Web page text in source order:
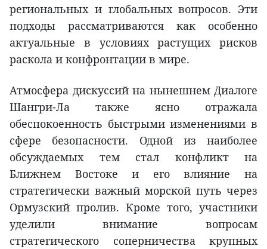
региональных и глобальных вопросов. Эти
подходы рассматриваются как особенно
актуальные в условиях растущих рисков
раскола и конфронтации в мире.
Атмосфера дискуссий на нынешнем Диалоге
Шангри-Ла также ясно отражала
обеспокоенность быстрыми изменениями в
сфере безопасности. Одной из наиболее
обсуждаемых тем стал конфликт на
Ближнем Востоке и его влияние на
стратегически важный морской путь через
Ормузский пролив. Кроме того, участники
уделили внимание вопросам
стратегического соперничества крупных